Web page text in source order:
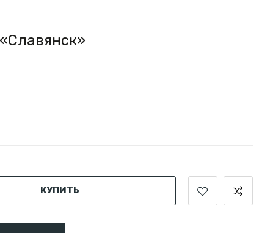
КУПИТЬ